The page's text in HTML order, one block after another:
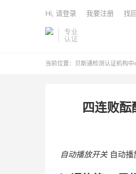
专业
认证
Hi, 请登录 我要注册 找
当前位置： 贝斯通检测认证机构中
四连败
自动播放开关 自动播